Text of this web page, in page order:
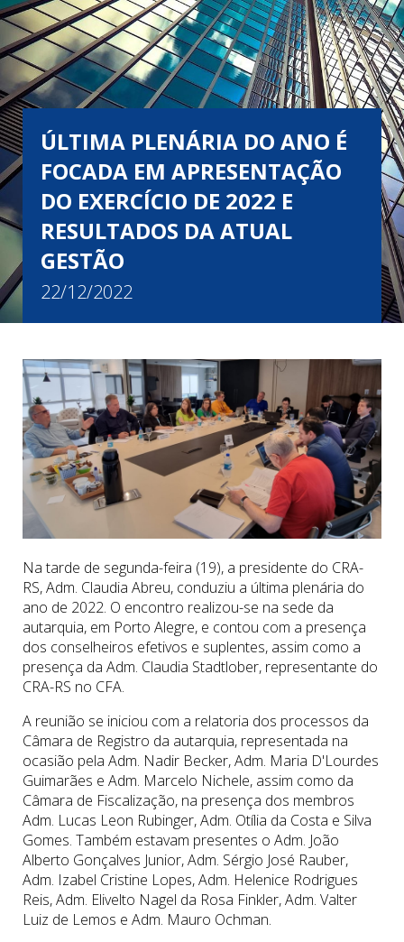
ÚLTIMA PLENÁRIA DO ANO É
FOCADA EM APRESENTAÇÃO
DO EXERCÍCIO DE 2022 E
RESULTADOS DA ATUAL
GESTÃO
22/12/2022
Na tarde de segunda-feira (19), a presidente do CRA-
RS, Adm. Claudia Abreu, conduziu a última plenária do
ano de 2022. O encontro realizou-se na sede da
autarquia, em Porto Alegre, e contou com a presença
dos conselheiros efetivos e suplentes, assim como a
presença da Adm. Claudia Stadtlober, representante do
CRA-RS no CFA.
A reunião se iniciou com a relatoria dos processos da
Câmara de Registro da autarquia, representada na
ocasião pela Adm. Nadir Becker, Adm. Maria D'Lourdes
Guimarães e Adm. Marcelo Nichele, assim como da
Câmara de Fiscalização, na presença dos membros
Adm. Lucas Leon Rubinger, Adm. Otília da Costa e Silva
Gomes. Também estavam presentes o Adm. João
Alberto Gonçalves Junior, Adm. Sérgio José Rauber,
Adm. Izabel Cristine Lopes, Adm. Helenice Rodrigues
Reis, Adm. Elivelto Nagel da Rosa Finkler, Adm. Valter
Luiz de Lemos e Adm. Mauro Ochman.